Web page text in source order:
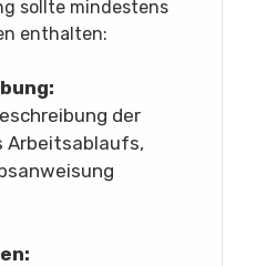
sollte mindestens
enthalten:
der
Arbeitsablaufs,